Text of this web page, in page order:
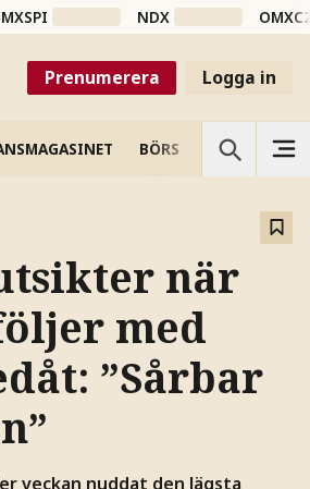
NDX
Prenumerera Logga in
BÖRS VETENSKAP
när
med
”Sårbar
veckan nuddat den lägsta